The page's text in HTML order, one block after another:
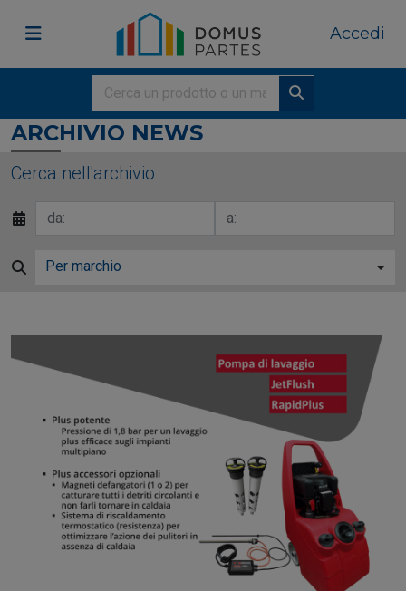
Accedi
ARCHIVIO NEWS
Cerca nell'archivio
Per marchio